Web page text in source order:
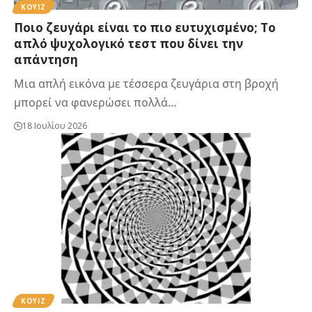
ΚΟΥΙΖ
Ποιο ζευγάρι είναι το πιο ευτυχισμένο; Το
απλό ψυχολογικό τεστ που δίνει την
απάντηση
Μια απλή εικόνα με τέσσερα ζευγάρια στη βροχή
μπορεί να φανερώσει πολλά…
18 Ιουλίου 2026
ΚΟΥΙΖ